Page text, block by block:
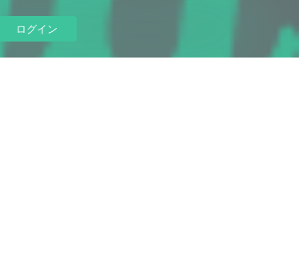
ログイン